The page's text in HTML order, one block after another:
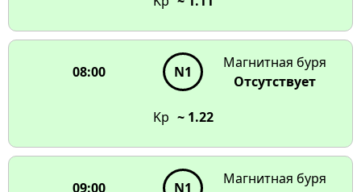
08:00 N1
Магнитная буря
Отсутствует
Kp ~ 1.22
09:00 N1
Магнитная буря